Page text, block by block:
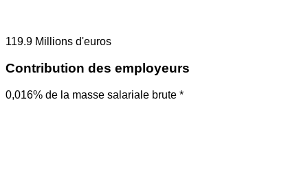
119.9 Millions d'euros
Contribution des employeurs
0,016% de la masse salariale brute *